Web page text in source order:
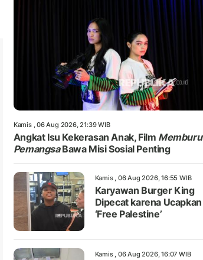
Kamis , 06 Aug 2026, 21:39 WIB
Angkat Isu Kekerasan Anak, Film Memburu
PemangsaBawa Misi Sosial Penting
Kamis , 06 Aug 2026, 16:55 WIB
Karyawan Burger King
Dipecat karena Ucapkan
‘Free Palestine’
Kamis , 06 Aug 2026, 16:07 WIB